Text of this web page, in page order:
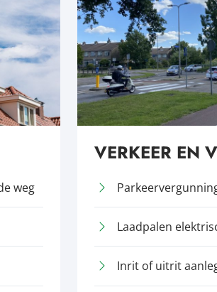
weg
VERKEER EN
Laadpalen
Inrit of uitrit